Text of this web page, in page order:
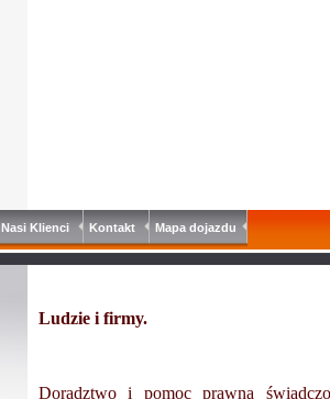
Nasi Klienci Kontakt Mapa dojazdu
Ludzie i firmy.
Doradztwo i pomoc prawna